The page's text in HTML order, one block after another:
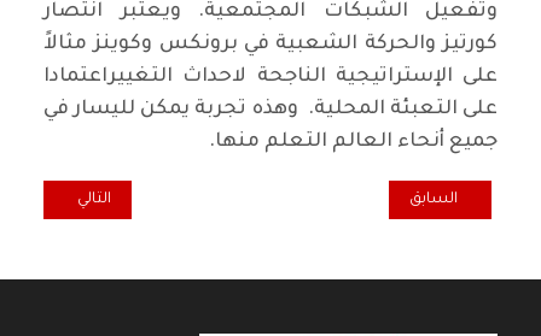
وتفعيل الشبكات المجتمعية. ويعتبر انتصار
كورتيز والحركة الشعبية في برونكس وكوينز مثالاً
على الإستراتيجية الناجحة لاحداث التغييراعتمادا
على التعبئة المحلية. وهذه تجربة يمكن لليسار في
جميع أنحاء العالم التعلم منها.
المقال السابق: تصريح صحافي صادر عن الحركة التقدمية الكويتية
السابق المقال التالي:
التالي